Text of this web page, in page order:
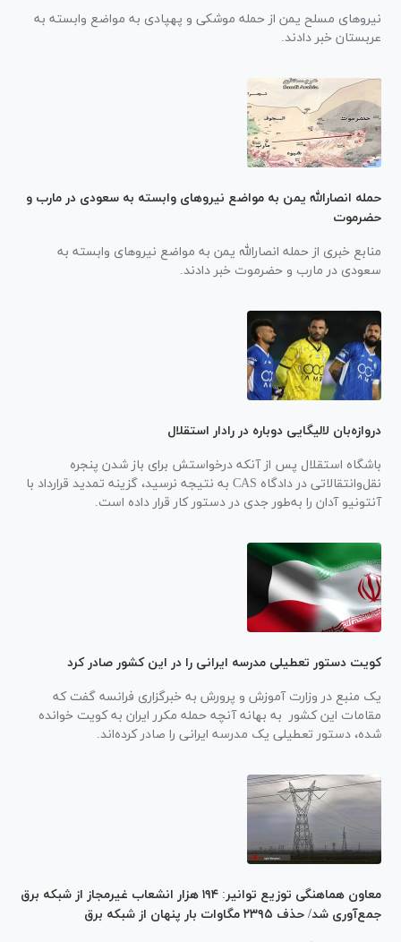
نیرو‌های مسلح یمن از حمله موشکی و پهپادی به مواضع وابسته به
عربستان خبر دادند.
حمله انصارالله یمن به مواضع نیرو‌های وابسته به سعودی در مارب و
حضرموت
منابع خبری از حمله انصارالله یمن به مواضع نیرو‌های وابسته به
سعودی در مارب و حضرموت خبر دادند.
دروازه‌بان لالیگایی دوباره در رادار استقلال
باشگاه استقلال پس از آنکه درخواستش برای باز شدن پنجره
نقل‌وانتقالاتی در دادگاه CAS به نتیجه نرسید، گزینه تمدید قرارداد با
آنتونیو آدان را به‌طور جدی در دستور کار قرار داده است.
کویت دستور تعطیلی مدرسه ایرانی را در این کشور صادر کرد
یک منبع در وزارت آموزش و پرورش به خبرگزاری فرانسه گفت که
مقامات این کشور به بهانه آنچه حمله مکرر ایران به کویت خوانده
شده، دستور تعطیلی یک مدرسه ایرانی را صادر کرده‌اند.
معاون هماهنگی توزیع توانیر: ۱۹۴ هزار انشعاب غیرمجاز از شبکه برق
جمع‌آوری شد/ حذف ۲۳۹۵ مگاوات بار پنهان از شبکه برق